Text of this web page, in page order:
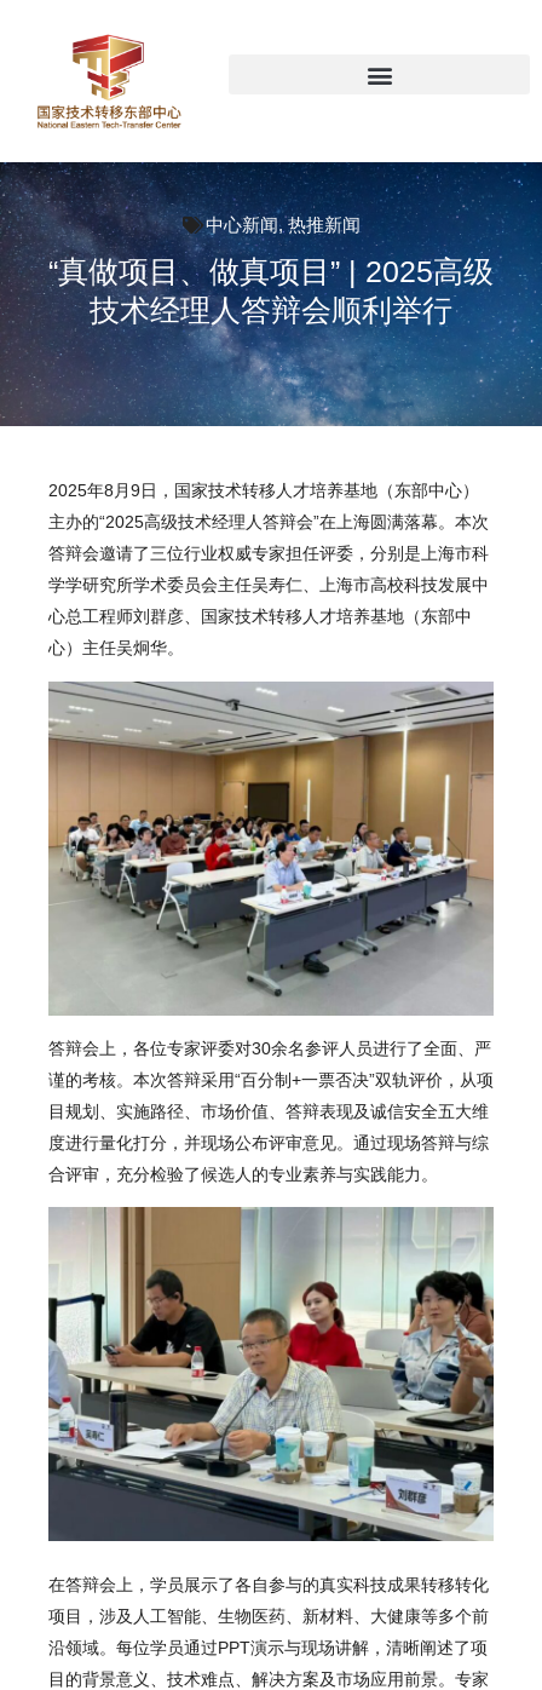
中心新闻,热推新闻
“真做项目、做真项目” | 2025高级
技术经理人答辩会顺利举行
2025年8月9日，国家技术转移人才培养基地（东部中心）
主办的“2025高级技术经理人答辩会”在上海圆满落幕。本次
答辩会邀请了三位行业权威专家担任评委，分别是上海市科
学学研究所学术委员会主任吴寿仁、上海市高校科技发展中
心总工程师刘群彦、国家技术转移人才培养基地（东部中
心）主任吴炯华。
答辩会上，各位专家评委对30余名参评人员进行了全面、严
谨的考核。本次答辩采用“百分制+一票否决”双轨评价，从项
目规划、实施路径、市场价值、答辩表现及诚信安全五大维
度进行量化打分，并现场公布评审意见。通过现场答辩与综
合评审，充分检验了候选人的专业素养与实践能力。
在答辩会上，学员展示了各自参与的真实科技成果转移转化
项目，涉及人工智能、生物医药、新材料、大健康等多个前
沿领域。每位学员通过PPT演示与现场讲解，清晰阐述了项
目的背景意义、技术难点、解决方案及市场应用前景。专家